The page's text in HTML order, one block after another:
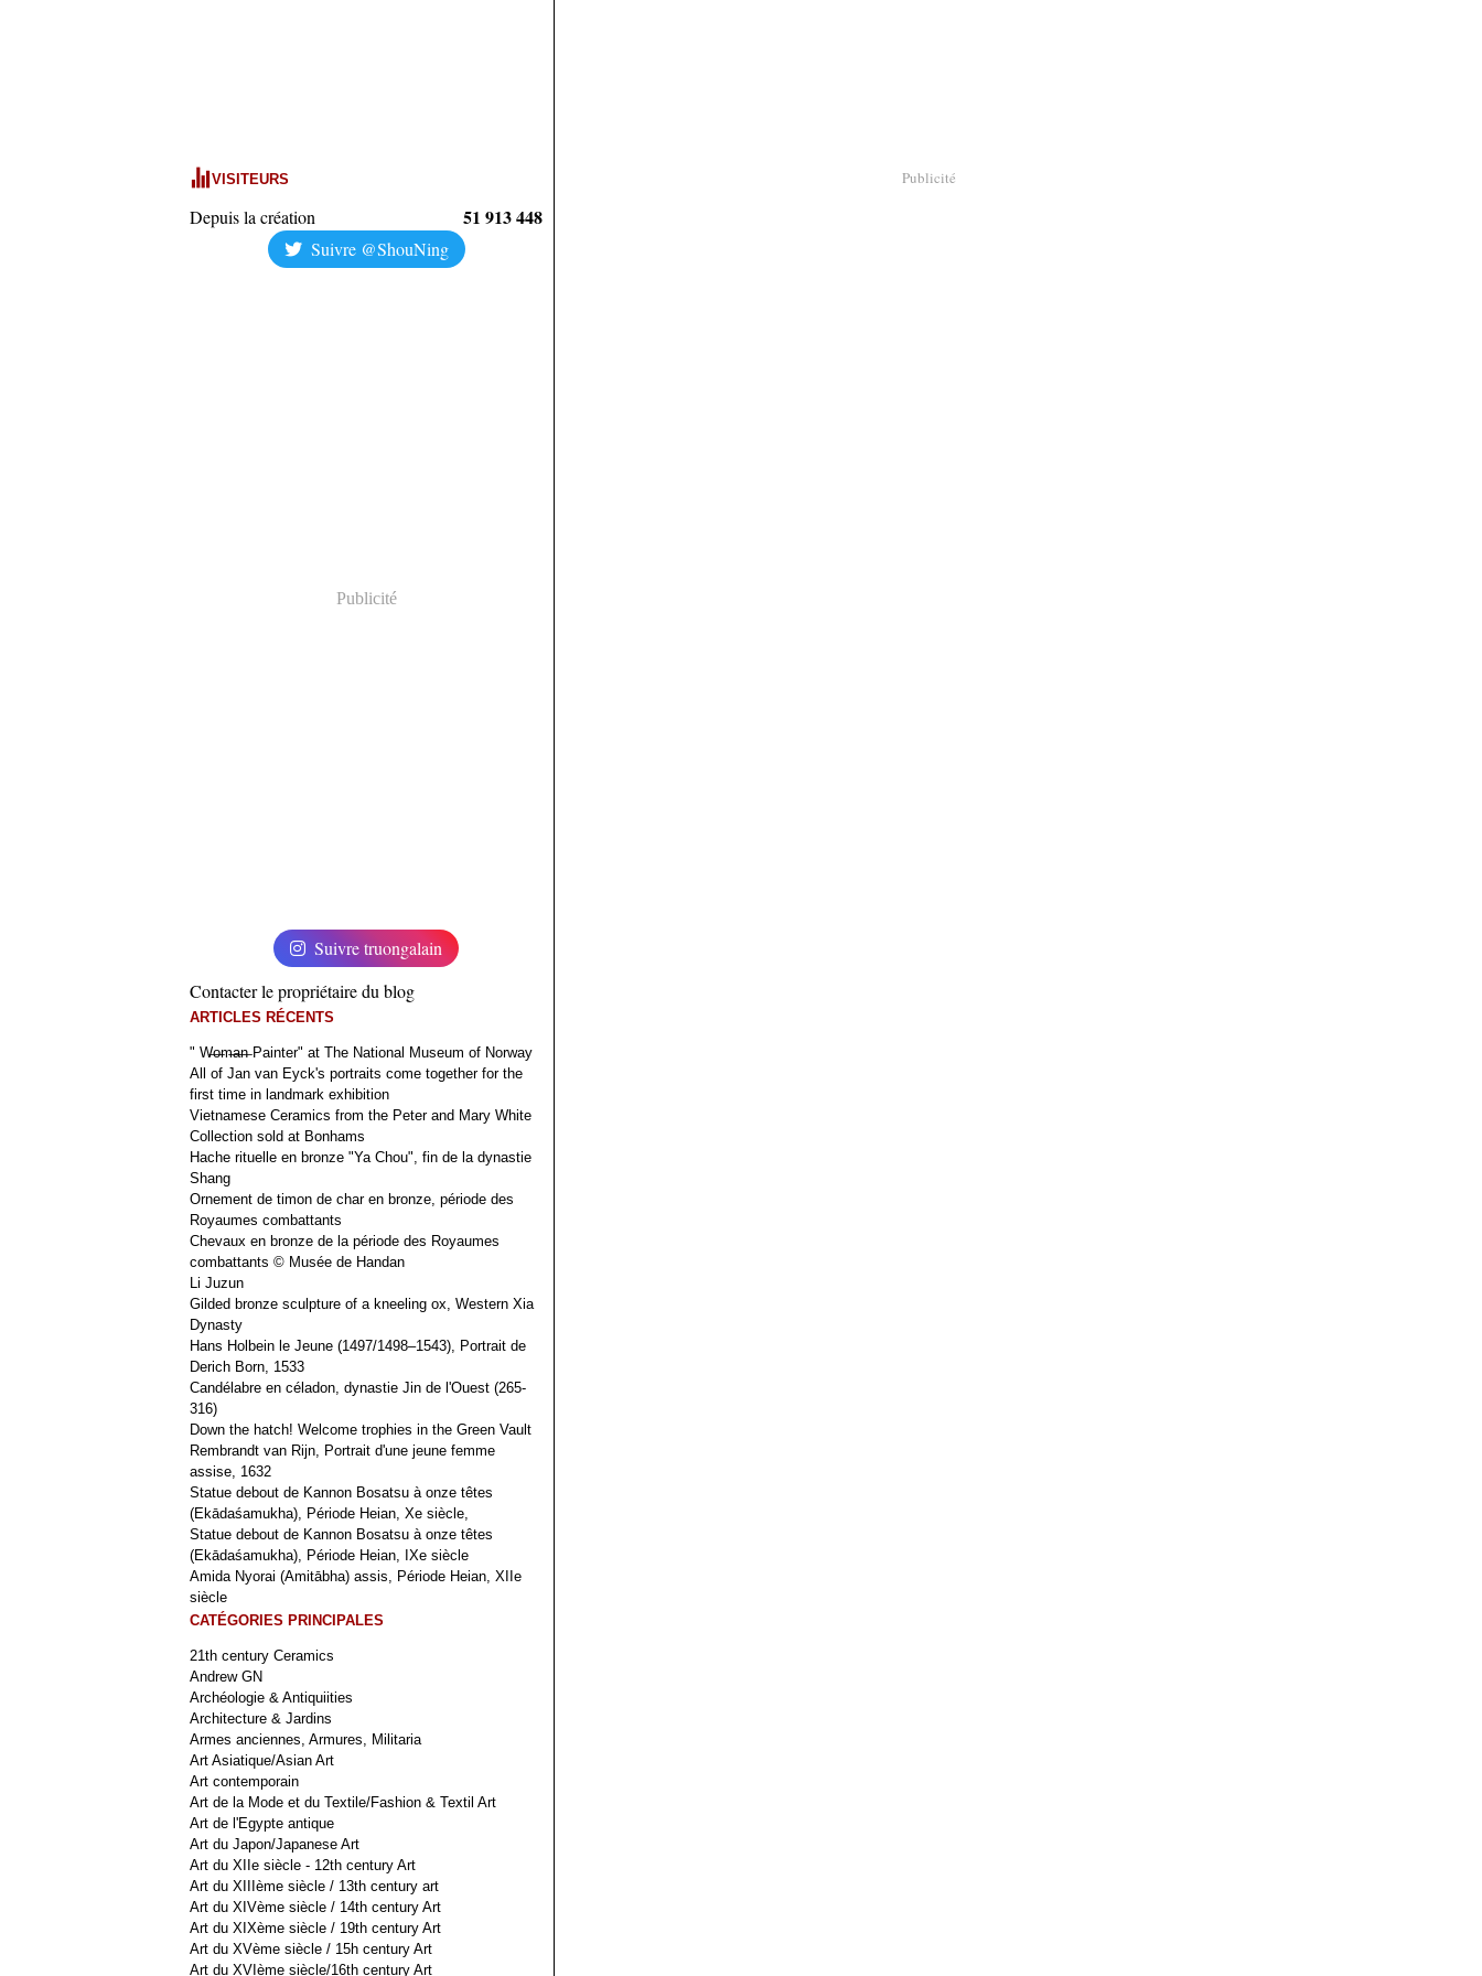
VISITEURS
Depuis la création 51 913 448
Suivre @ShouNing
Publicité
Suivre truongalain
Contacter le propriétaire du blog
ARTICLES RÉCENTS
" W̶o̶m̶a̶n̶ Painter" at The National Museum of Norway
All of Jan van Eyck's portraits come together for the
first time in landmark exhibition
Vietnamese Ceramics from the Peter and Mary White
Collection sold at Bonhams
Hache rituelle en bronze "Ya Chou", fin de la dynastie
Shang
Ornement de timon de char en bronze, période des
Royaumes combattants
Chevaux en bronze de la période des Royaumes
combattants © Musée de Handan
Li Juzun
Gilded bronze sculpture of a kneeling ox, Western Xia
Dynasty
Hans Holbein le Jeune (1497/1498–1543), Portrait de
Derich Born, 1533
Candélabre en céladon, dynastie Jin de l'Ouest (265-
316)
Down the hatch! Welcome trophies in the Green Vault
Rembrandt van Rijn, Portrait d'une jeune femme
assise, 1632
Statue debout de Kannon Bosatsu à onze têtes
(Ekādaśamukha), Période Heian, Xe siècle,
Statue debout de Kannon Bosatsu à onze têtes
(Ekādaśamukha), Période Heian, IXe siècle
Amida Nyorai (Amitābha) assis, Période Heian, XIIe
siècle
CATÉGORIES PRINCIPALES
21th century Ceramics
Andrew GN
Archéologie & Antiquiities
Architecture & Jardins
Armes anciennes, Armures, Militaria
Art Asiatique/Asian Art
Art contemporain
Art de la Mode et du Textile/Fashion & Textil Art
Art de l'Egypte antique
Art du Japon/Japanese Art
Art du XIIe siècle - 12th century Art
Art du XIIIème siècle / 13th century art
Art du XIVème siècle / 14th century Art
Art du XIXème siècle / 19th century Art
Art du XVème siècle / 15h century Art
Art du XVIème siècle/16th century Art
Publicité